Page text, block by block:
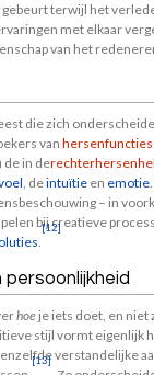
terwijl het
met elkaar
van het
die zich
van hersenfuncties
de in de
, deintuïtie en emotie
– in
bij creatieve
[12]
persoonlijkheid
hoe je iets doet, en
stijl vormt eigenlijk
verstandelijke
[13]